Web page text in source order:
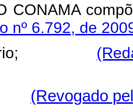
CONAMA
nº 6.792, de
(Revogado